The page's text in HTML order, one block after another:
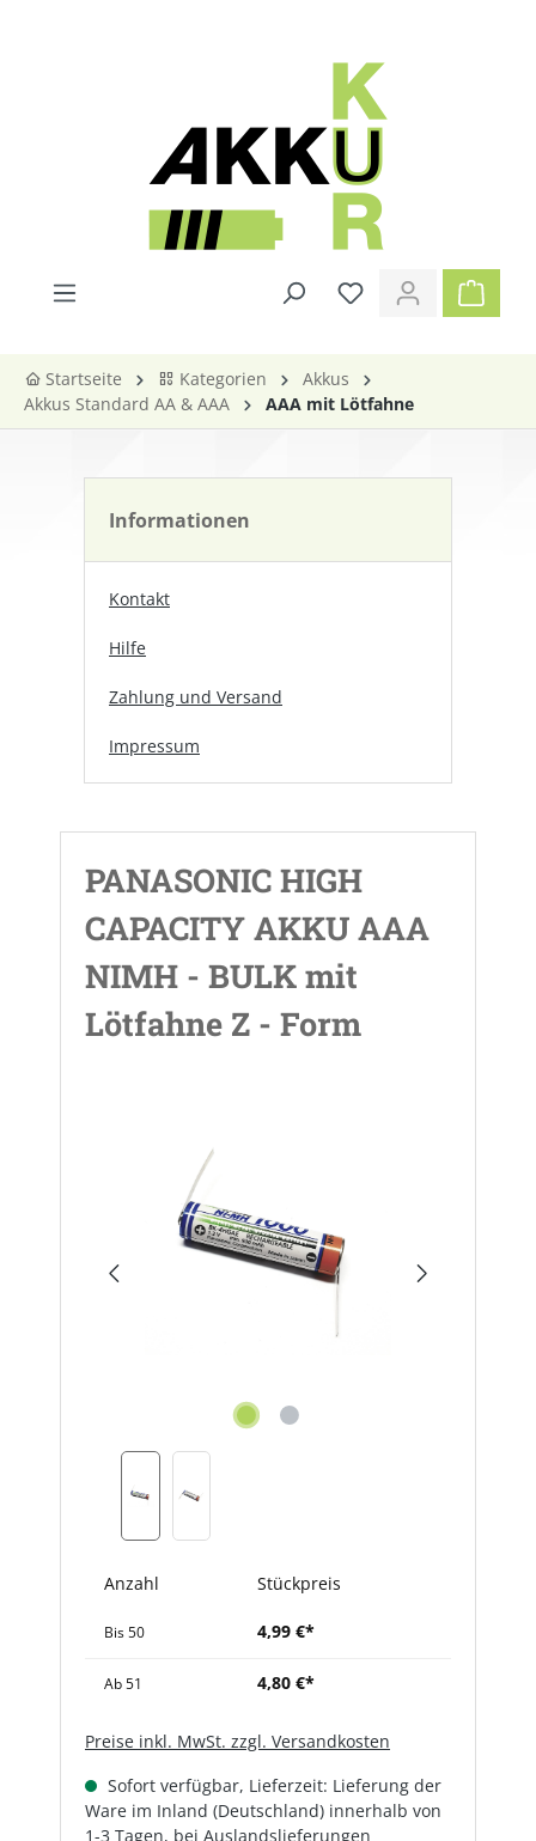
Startseite Kategorien
Akkus
Akkus Standard AA & AAA
AAA mit Lötfahne
Informationen
Kontakt
Hilfe
Zahlung und Versand
Impressum
PANASONIC HIGH
CAPACITY AKKU AAA
NIMH - BULK mit
Lötfahne Z - Form
Anzahl Stückpreis
Bis50 4,99 €*
Ab51 4,80 €*
Preise inkl. MwSt. zzgl. Versandkosten
Sofort verfügbar, Lieferzeit: Lieferung der
Ware im Inland (Deutschland) innerhalb von
1-3 Tagen, bei Auslandslieferungen